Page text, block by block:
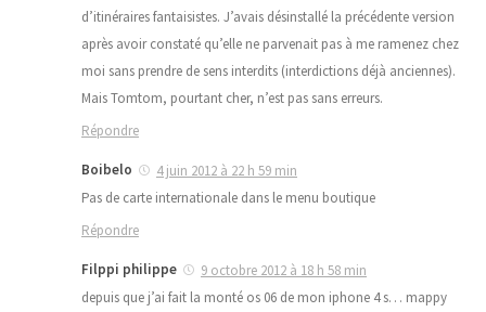
d’itinéraires fantaisistes. J’avais désinstallé la précédente version
après avoir constaté qu’elle ne parvenait pas à me ramenez chez
moi sans prendre de sens interdits (interdictions déjà anciennes).
Mais Tomtom, pourtant cher, n’est pas sans erreurs.
Répondre
Boibelo
4 juin 2012 à 22 h 59 min
Pas de carte internationale dans le menu boutique
Répondre
Filppi philippe
9 octobre 2012 à 18 h 58 min
depuis que j’ai fait la monté os 06 de mon iphone 4 s… mappy